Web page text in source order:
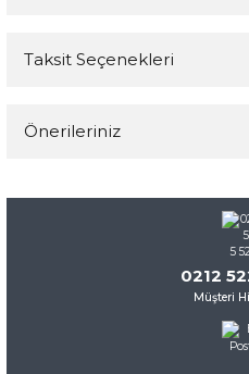
Taksit Seçenekleri
Önerileriniz
konularda yetersiz gördüğünüz
kullanarak tarafımıza
Görüş ve önerileriniz için
Ürün resmi kalitesiz, bozuk
Ürün açıklamasında eksik
0212
Müşteri